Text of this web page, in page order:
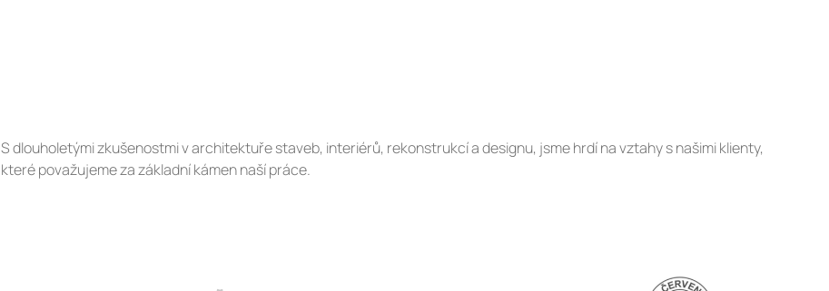
S dlouholetými zkušenostmi v architektuře staveb, interiérů, rekonstrukcí a designu, jsme hrdí na vztahy s našimi klienty,
které považujeme za základní kámen naší práce.